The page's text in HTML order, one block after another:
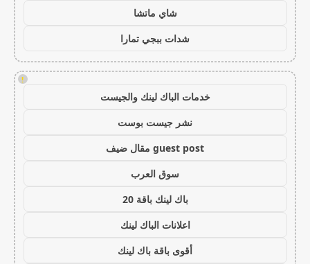
شاي ماتشا
شدات ببجي تمارا
!
خدمات الباك لينك والجيست
نشر جيست بوست
guest post مقال ضيف
سوق العرب
باك لينك باقة 20
اعلانات الباك لينك
أقوى باقة باك لينك